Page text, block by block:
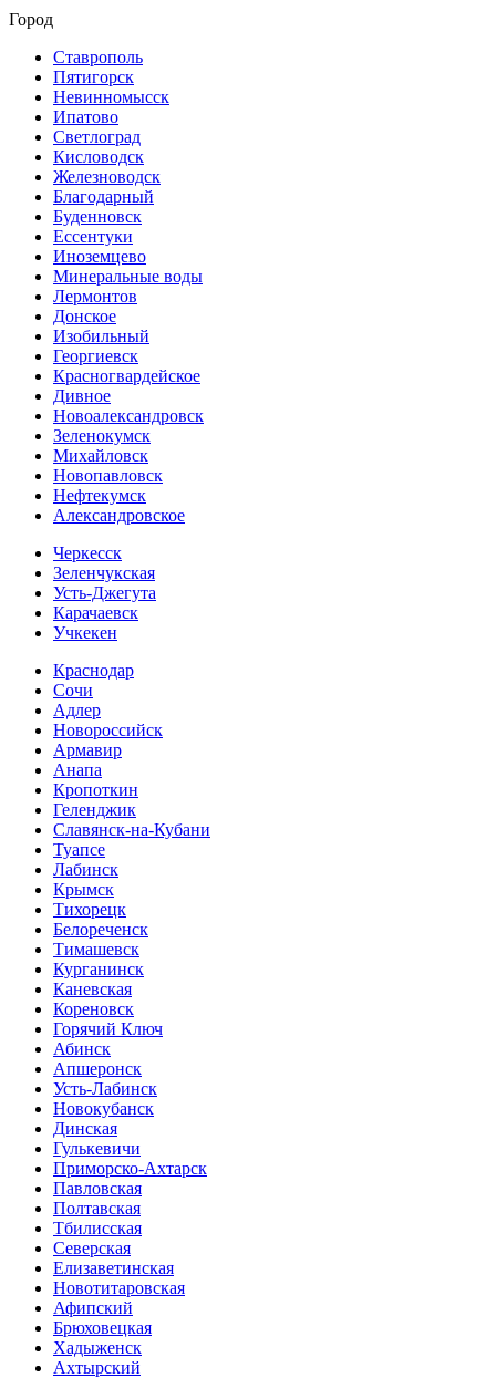
Город
Ставрополь
Пятигорск
Невинномысск
Ипатово
Светлоград
Кисловодск
Железноводск
Благодарный
Буденновск
Ессентуки
Иноземцево
Минеральные воды
Лермонтов
Донское
Изобильный
Георгиевск
Красногвардейское
Дивное
Новоалександровск
Зеленокумск
Михайловск
Новопавловск
Нефтекумск
Александровское
Черкесск
Зеленчукская
Усть-Джегута
Карачаевск
Учкекен
Краснодар
Сочи
Адлер
Новороссийск
Армавир
Анапа
Кропоткин
Геленджик
Славянск-на-Кубани
Туапсе
Лабинск
Крымск
Тихорецк
Белореченск
Тимашевск
Курганинск
Каневская
Кореновск
Горячий Ключ
Абинск
Апшеронск
Усть-Лабинск
Новокубанск
Динская
Гулькевичи
Приморско-Ахтарск
Павловская
Полтавская
Тбилисская
Северская
Елизаветинская
Новотитаровская
Афипский
Брюховецкая
Хадыженск
Ахтырский